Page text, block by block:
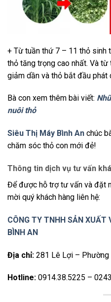
+ Từ tuần thứ 7 – 11 thỏ sinh
thỏ tăng trọng cao nhất. Và
giảm dần và thỏ bắt đầu phát
Bà con xem thêm bài viết:
nuôi thỏ
Siêu Thị Máy Bình An chúc
chăm sóc thỏ con mới đẻ!
Thông tin dịch vụ tư vấn
Để được hỗ trợ tư vấn và đặt
mời quý khách hàng liên hệ:
CÔNG TY TNHH SẢN XUẤT
BÌNH AN
Địa chỉ: 281 Lê Lợi – Phường
Hotline: 0914.38.5225 –